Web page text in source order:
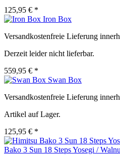
125,95 € *
Iron Box
Versandkostenfreie Lieferung
Derzeit leider nicht lieferbar.
559,95 € *
Swan Box
Versandkostenfreie Lieferung
Artikel auf Lager.
125,95 € *
Bako 3 Sun 18 Steps Yosegi /